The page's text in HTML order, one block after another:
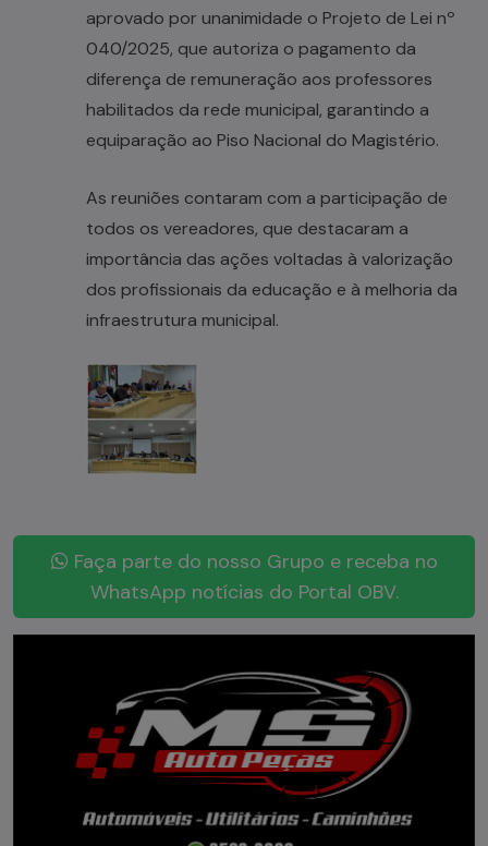
aprovado por unanimidade o Projeto de Lei nº
040/2025, que autoriza o pagamento da
diferença de remuneração aos professores
habilitados da rede municipal, garantindo a
equiparação ao Piso Nacional do Magistério.
As reuniões contaram com a participação de
todos os vereadores, que destacaram a
importância das ações voltadas à valorização
dos profissionais da educação e à melhoria da
infraestrutura municipal.
Faça parte do nosso Grupo e receba no
WhatsApp notícias do Portal OBV.